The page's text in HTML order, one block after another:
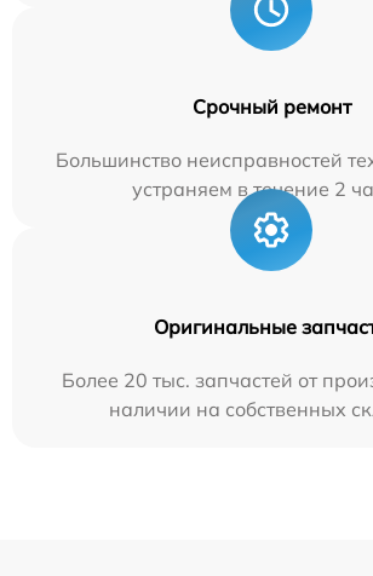
Срочный ремонт
Большинство неисправностей
устраняем в течение 2
Оригинальные
Более 20 тыс. запчастей от
наличии на собственных